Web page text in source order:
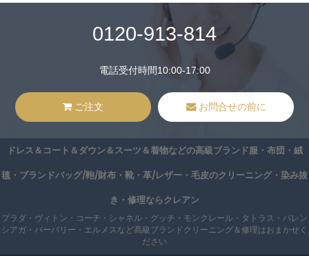
0120-913-814
電話受付時間10:00-17:00
ご注文 お問合せの前に
ドレス＆コート＆ダウン＆スーツ＆着物などの高級ブランド服・布団・絨
毯・ブランドバッグ/鞄/財布・靴・革/レザー・毛皮のクリーニング・染み抜
き・修理ならクレアン
プラダ・ヴィトン・コーチ・シャネル・グッチ・モンクレール・タトラス・バレン
シアガ・バーバリー・エルメスなど高級ブランドクリーニング＆修理はおまかせく
ださい